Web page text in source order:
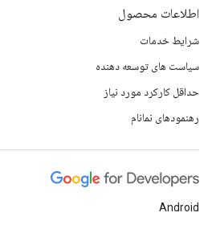
اطلاعات محصول
شرایط خدمات
سیاست های توسعه دهنده
حداقل کارکرد مورد نیاز
رهنمودهای نمانام
Android